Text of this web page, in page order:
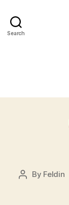
Search
Post
By Feldin